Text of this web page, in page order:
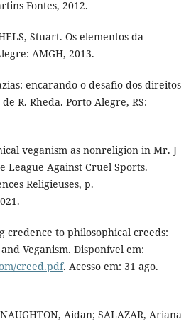
Fontes, 2012.
Stuart. Os elementos da
AMGH, 2013.
encarando o desafio dos direitos
R. Rheda. Porto Alegre, RS:
veganism as nonreligion in Mr. J
League Against Cruel Sports.
Religieuses, p.
credence to philosophical creeds:
Veganism. Disponível em:
creed.pdf. Acesso em: 31 ago.
Aidan; SALAZAR, Ariana